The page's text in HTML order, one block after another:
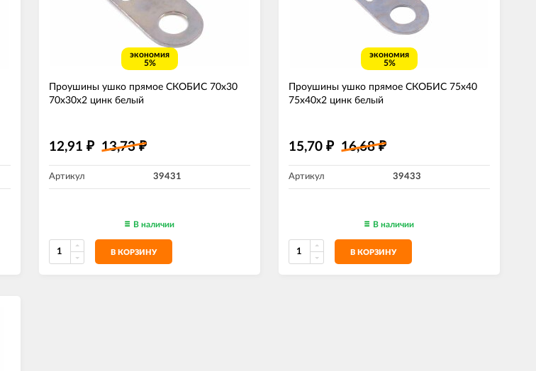
экономия
5%
Проушины ушко прямое СКОБИС 70х30
70х30х2 цинк белый
12,91 ₽ 13,73₽
Артикул 39431
В наличии
В КОРЗИНУ
экономия
5%
Проушины ушко прямое СКОБИС 75х40
75х40х2 цинк белый
15,70 ₽ 16,68₽
Артикул 39433
В наличии
В КОРЗИНУ